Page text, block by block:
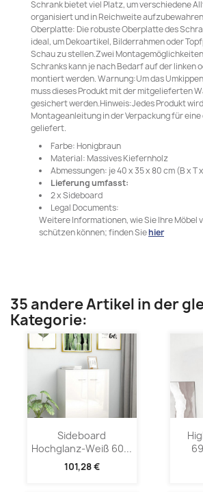
Schrank bietet viel Platz, um verschiedene
organisiert und in Reichweite
Oberplatte: Die robuste Oberplatte des
ideal, um Dekoartikel, Bilderrahmen oder
Schau zu stellen.Zwei
Schranks kann je nach Bedarf auf der linken
montiert werden. Warnung:Um das
muss dieses Produkt mit der mitgelieferten
gesichert werden.Hinweis:Jedes Produkt
Montageanleitung in der Verpackung für
geliefert.
Farbe: Honigbraun
Material: Massives Kiefernholz
Abmessungen: je 40 x 35 x 80 cm (B x T
Lieferung umfasst:
2 x Sideboard
Legal Documents:
Weitere Informationen, wie Sie Ihre Möbel
schützen können; finden Siehier
35 andere Artikel in der
Kategorie:
Sideboard
Hochglanz-Weiß 60...
101,28 €